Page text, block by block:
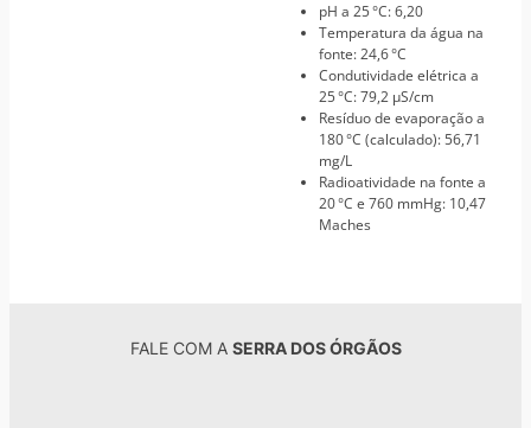
pH a 25 °C: 6,20
Temperatura da água na
fonte: 24,6 °C
Condutividade elétrica a
25 °C: 79,2 µS/cm
Resíduo de evaporação a
180 °C (calculado): 56,71
mg/L
Radioatividade na fonte a
20 °C e 760 mmHg: 10,47
Maches
FALE COM A SERRA DOS ÓRGÃOS